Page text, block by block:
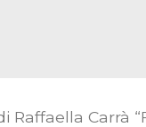
Raffaella Carrà